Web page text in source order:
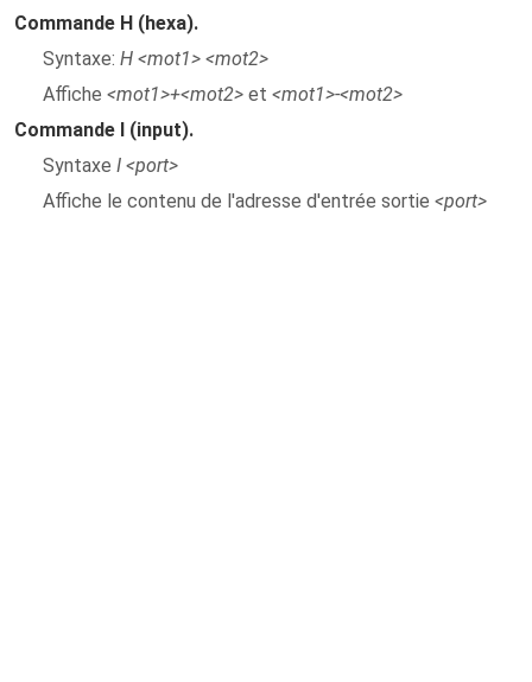
Commande H (hexa).
Syntaxe: H <mot1> <mot2>
Affiche <mot1>+<mot2> et <mot1>-<mot2>
Commande I (input).
Syntaxe I <port>
Affiche le contenu de l'adresse d'entrée sortie <port>